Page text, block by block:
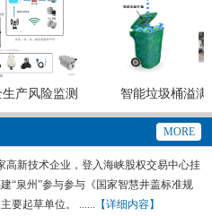
产风险监测
智能垃圾桶溢满
MORE
高新技术企业，登入海峡股权交易中心挂
“泉州”参与参与《国家智慧井盖标准规
要起草单位。 ...... 【详细内容】